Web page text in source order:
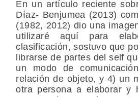
En un artículo reciente
Díaz- Benjumea (2013)
(1982, 2012) dio una
utilizaré aquí para
clasificación, sostuvo que
librarse de partes del self
un modo de
relación de objeto, y 4) un
otra persona a elaborar y